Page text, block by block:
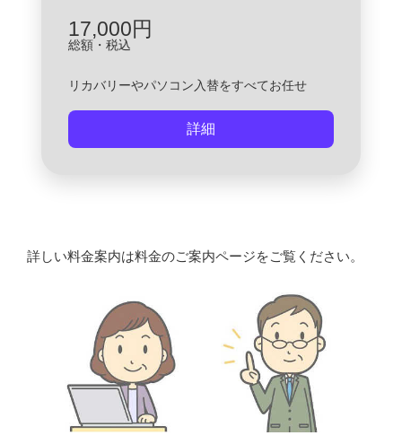
17,000円
総額・税込
リカバリーやパソコン入替をすべてお任せ
詳細
詳しい料金案内は料金のご案内ページをご覧ください。